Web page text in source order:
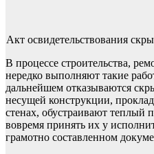
Акт освидетельствования
В процессе строительства,
нередко выполняют такие
дальнейшем отказываются
несущей конструкции,
стенах, обустраивают теплый
вовремя принять их у
грамотно составленном